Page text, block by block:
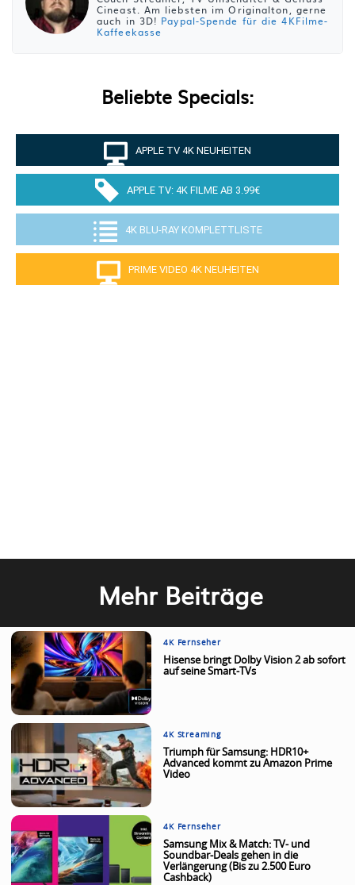
Cineast. Am liebsten im Originalton, gerne
auch in 3D! Paypal-Spende für die 4KFilme-
Kaffeekasse
Beliebte Specials:
APPLE TV 4K NEUHEITEN
APPLE TV: 4K FILME AB 3.99€
4K BLU-RAY KOMPLETTLISTE
PRIME VIDEO 4K NEUHEITEN
Mehr Beiträge
4K Fernseher
Hisense bringt Dolby Vision 2 ab sofort
auf seine Smart-TVs
4K Streaming
Triumph für Samsung: HDR10+
Advanced kommt zu Amazon Prime
Video
4K Fernseher
Samsung Mix & Match: TV- und
Soundbar-Deals gehen in die
Verlängerung (Bis zu 2.500 Euro
Cashback)